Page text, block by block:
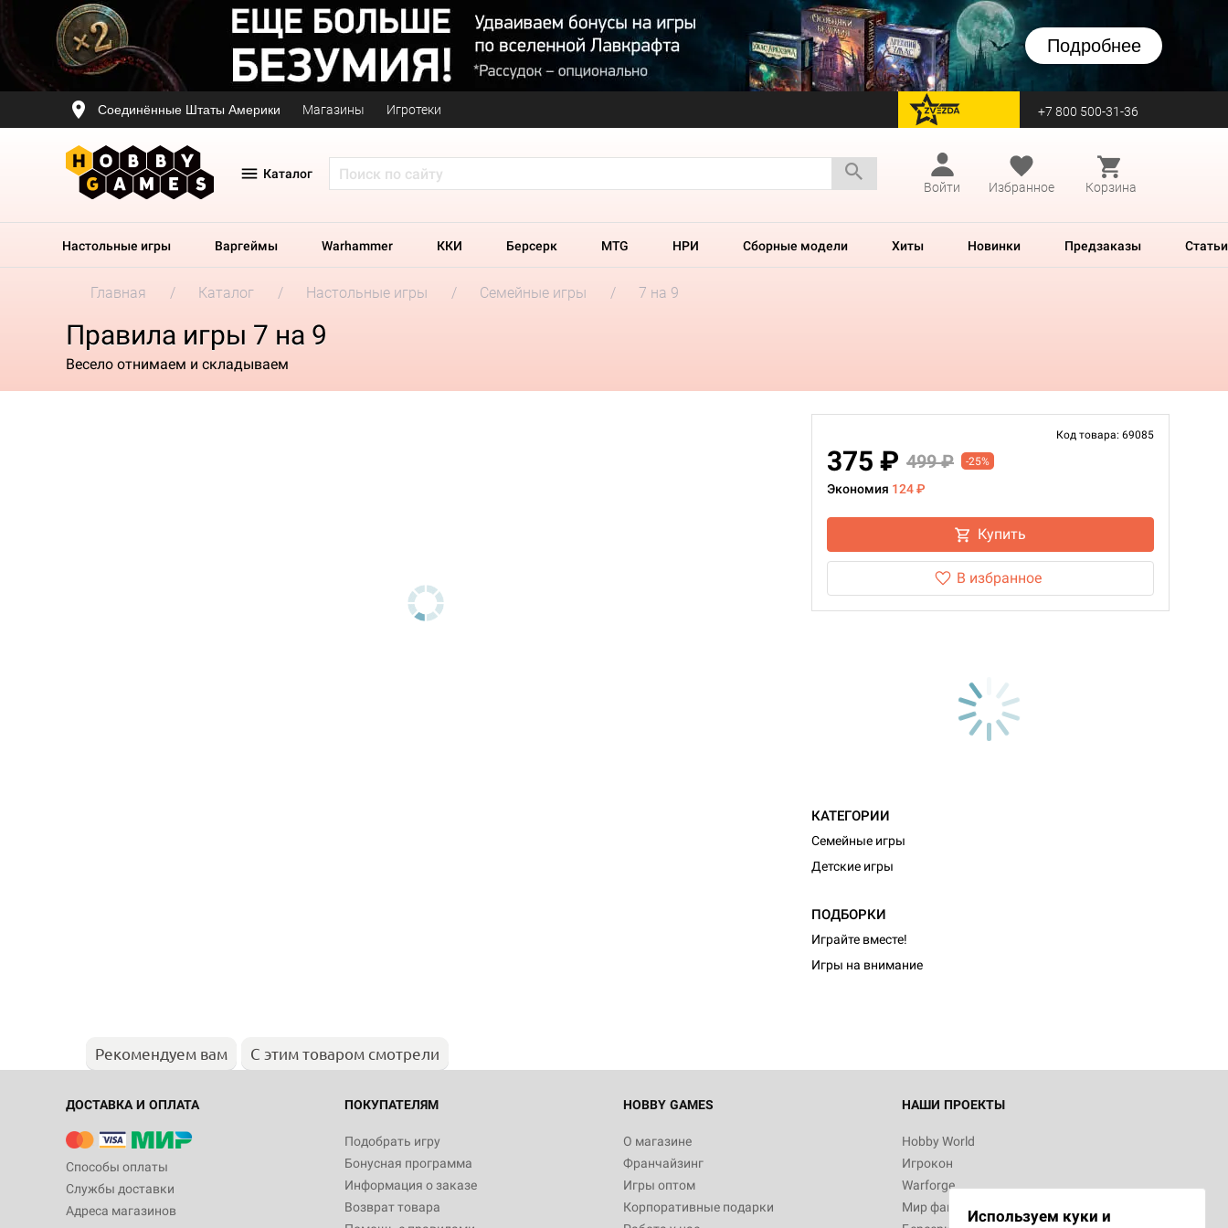
Подробнее
Соединённые Штаты Америки Магазины Игротеки перейти на Zvezda +7 800 500-31-36
Каталог
Войти
Избранное Корзина
Настольные игры Варгеймы Warhammer ККИ Берсерк MTG НРИ Сборные модели Хиты Новинки Предзаказы Статьи
Главная Каталог Настольные игры Семейные игры 7 на 9
Правила игры 7 на 9
Весело отнимаем и складываем
Код товара: 69085
375 ₽ 499 ₽ -25%
Экономия 124 ₽
Купить
В избранное
КАТЕГОРИИ
Семейные игры
Детские игры
ПОДБОРКИ
Играйте вместе!
Игры на внимание
Рекомендуем вам С этим товаром смотрели
ДОСТАВКА И ОПЛАТА
Способы оплаты
Службы доставки
Адреса магазинов
ПОКУПАТЕЛЯМ
Подобрать игру
Бонусная программа
Информация о заказе
Возврат товара
HOBBY GAMES
О магазине
Франчайзинг
Игры оптом
Корпоративные подарки
НАШИ ПРОЕКТЫ
Hobby World
Игрокон
Warforge
Мир фантастикиИспользуем куки и